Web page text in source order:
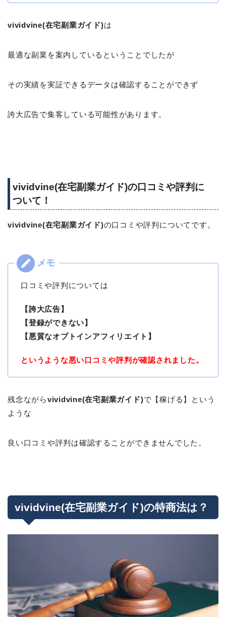
vividvine(在宅副業ガイド)は
最適な副業を案内しているということでしたが
その実績を実証できるデータは確認することができず
誇大広告で集客している可能性があります。
vividvine(在宅副業ガイド)の口コミや評判に
ついて！
vividvine(在宅副業ガイド)の口コミや評判についてです。
口コミや評判については
【誇大広告】
【登録ができない】
【悪質なオプトインアフィリエイト】
というような悪い口コミや評判が確認されました。
残念ながらvividvine(在宅副業ガイド)で【稼げる】という
ような
良い口コミや評判は確認することができませんでした。
vividvine(在宅副業ガイド)の特商法は？